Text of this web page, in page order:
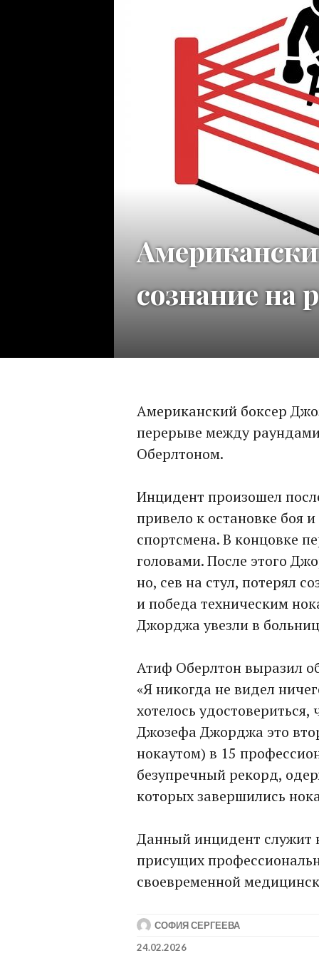
сознание на
Американский боксер
перерыве между
Оберлтоном.
Инцидент произошел
привело к остановке боя
спортсмена. В концовке
головами. После этого
но, сев на стул, потерял
и победа техническим
Джорджа увезли в
Атиф Оберлтон выразил
«Я никогда не видел
хотелось
Джозефа Джорджа это
нокаутом) в 15
безупречный рекорд,
которых завершились
Данный инцидент служит
присущих
своевременной
СОФИЯ СЕРГЕЕВА
24.02.2026